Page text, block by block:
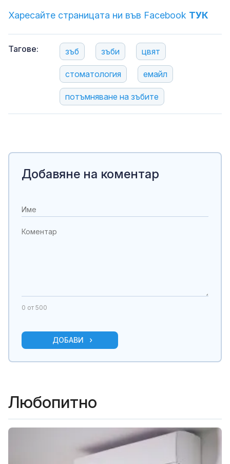
Харесайте страницата ни във Facebook ТУК
Тагове: зъб зъби цвят
стоматология емайл
потъмняване на зъбите
Добавяне на коментар
0 от 500
ДОБАВИ
Любопитно